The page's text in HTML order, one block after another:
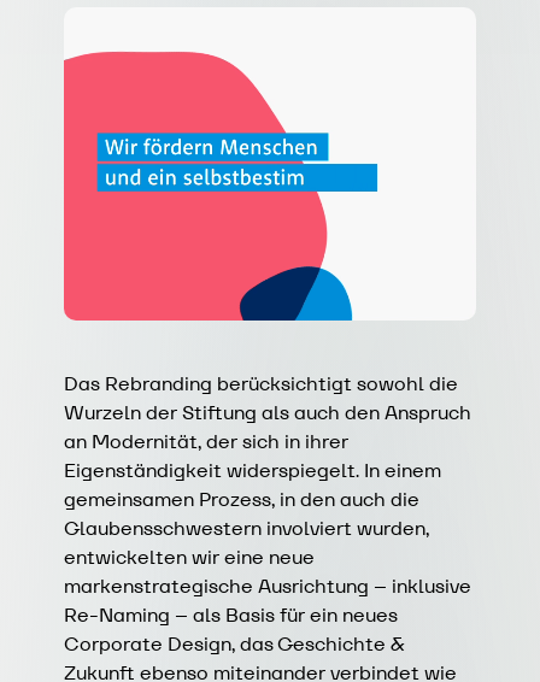
Das Rebranding berücksichtigt sowohl die
Wurzeln der Stiftung als auch den Anspruch
an Modernität, der sich in ihrer
Eigenständigkeit widerspiegelt. In einem
gemeinsamen Prozess, in den auch die
Glaubensschwestern involviert wurden,
entwickelten wir eine neue
markenstrategische Ausrichtung – inklusive
Re-Naming – als Basis für ein neues
Corporate Design, das Geschichte &
Zukunft ebenso miteinander verbindet wie